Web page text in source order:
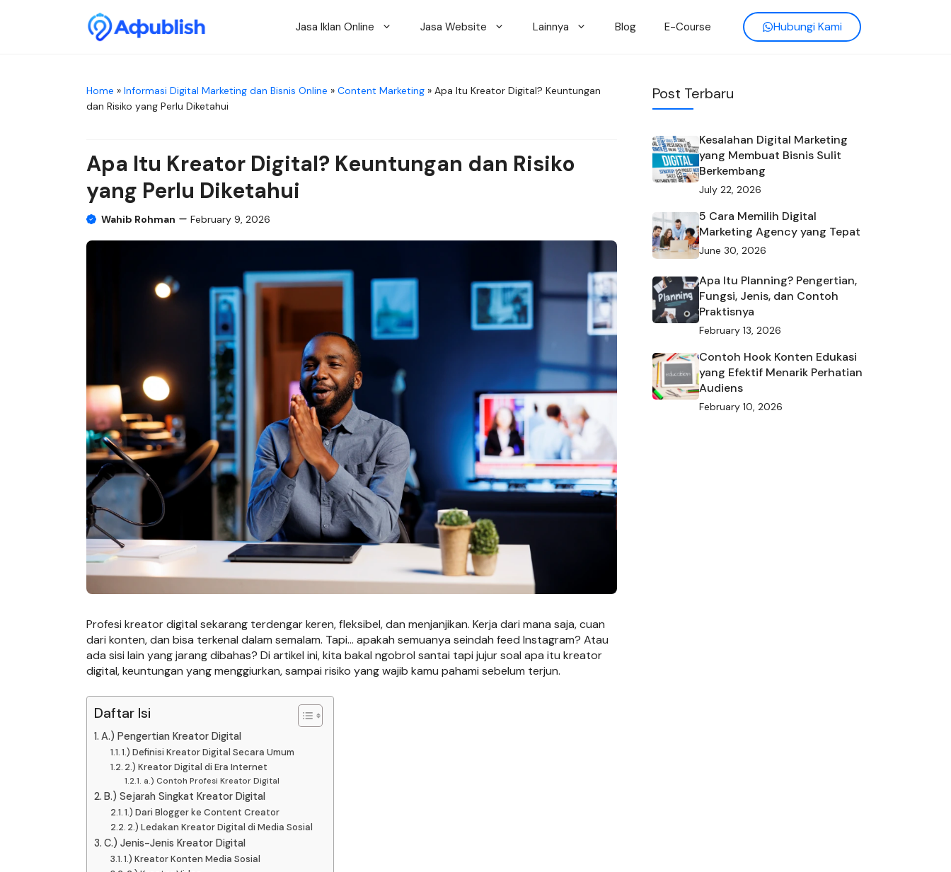
Jasa Iklan Online Jasa Website Lainnya Blog E-Course Hubungi Kami
Home » Informasi Digital Marketing dan Bisnis Online » Content Marketing » Apa Itu Kreator Digital? Keuntungan
dan Risiko yang Perlu Diketahui
Apa Itu Kreator Digital? Keuntungan dan Risiko
yang Perlu Diketahui
Wahib Rohman February 9, 2026
Profesi kreator digital sekarang terdengar keren, fleksibel, dan menjanjikan. Kerja dari mana saja, cuan
dari konten, dan bisa terkenal dalam semalam. Tapi… apakah semuanya seindah feed Instagram? Atau
ada sisi lain yang jarang dibahas? Di artikel ini, kita bakal ngobrol santai tapi jujur soal apa itu kreator
digital, keuntungan yang menggiurkan, sampai risiko yang wajib kamu pahami sebelum terjun.
Daftar Isi
A.) Pengertian Kreator Digital
1.) Definisi Kreator Digital Secara Umum
2.) Kreator Digital di Era Internet
a.) Contoh Profesi Kreator Digital
B.) Sejarah Singkat Kreator Digital
1.) Dari Blogger ke Content Creator
2.) Ledakan Kreator Digital di Media Sosial
C.) Jenis-Jenis Kreator Digital
1.) Kreator Konten Media Sosial
Post Terbaru
Kesalahan Digital Marketing
yang Membuat Bisnis Sulit
Berkembang
July 22, 2026
5 Cara Memilih Digital
Marketing Agency yang Tepat
June 30, 2026
Apa Itu Planning? Pengertian,
Fungsi, Jenis, dan Contoh
Praktisnya
February 13, 2026
Contoh Hook Konten Edukasi
yang Efektif Menarik Perhatian
Audiens
February 10, 2026